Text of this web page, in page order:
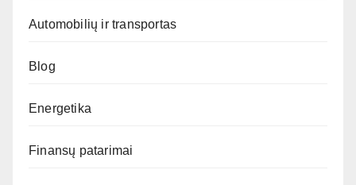
Automobilių ir transportas
Blog
Energetika
Finansų patarimai